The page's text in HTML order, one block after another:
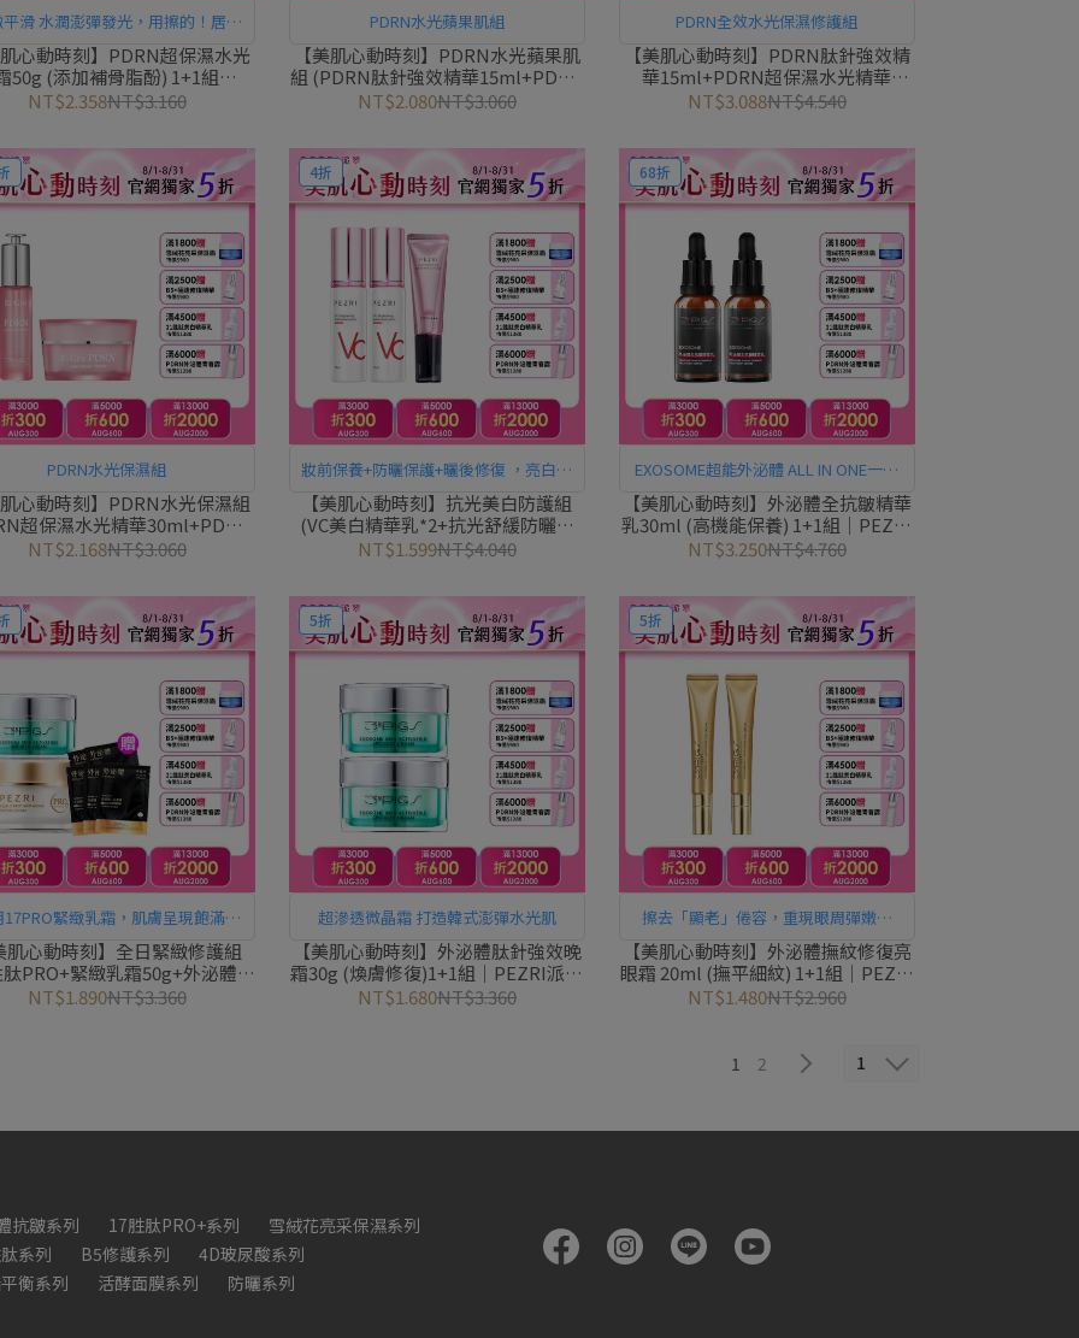
滑 水潤澎彈發光，用擦的！居家
水光護理
心動時刻】PDRN超保濕水光
50g (添加補骨脂酚) 1+1組｜
PEZRI派翠胜肽保養專家
NT$2.358NT$3.160
PDRN水光蘋果肌組
【美肌心動時刻】PDRN水光蘋果肌
組 (PDRN肽針強效精華15ml+PDRN
超保濕水光乳霜50g)｜PEZRI派翠胜
NT$2.080NT$3.060
PDRN全效水光保濕修護組
【美肌心動時刻】PDRN肽針強效精
華15ml+PDRN超保濕水光精華
30ml+PDRN超保濕水光乳霜50g｜
NT$3.088NT$4.540
PDRN水光保濕組
心動時刻】PDRN水光保濕組
超保濕水光精華30ml+PDRN
水光乳霜50g)｜PEZRI派翠胜
NT$2.168NT$3.060
4折
妝前保養+防曬保護+曬後修復 ，亮白、
防曬一次滿足！
【美肌心動時刻】抗光美白防護組
(VC美白精華乳*2+抗光舒緩防曬乳
SPF50+★★★35ml*1 )｜PEZRI派翠
NT$1.599NT$4.040
68折
EXOSOME超能外泌體 ALL IN ONE一瓶
多效！ 平滑細紋、彈嫩肌膚，改善肌膚
暗沉粗糙
【美肌心動時刻】外泌體全抗皺精華
乳30ml (高機能保養) 1+1組｜PEZRI
派翠胜肽保養專家
NT$3.250NT$4.760
緊緻乳霜，肌膚呈現飽滿彈
用外泌體肽針晚霜，超滲透微晶
霜，打造韓式澎彈水光肌
肌心動時刻】全日緊緻修護組
PRO+緊緻乳霜50g+外泌體肽
晚霜30g) ｜PEZRI派翠胜肽保
NT$1.890NT$3.360
5折
超滲透微晶霜 打造韓式澎彈水光肌
【美肌心動時刻】外泌體肽針強效晚
霜30g (煥膚修復)1+1組｜PEZRI派翠
胜肽保養專家
NT$1.680NT$3.360
5折
擦去「顯老」倦容，重現眼周彈嫩透
亮！
【美肌心動時刻】外泌體撫紋修復亮
眼霜 20ml (撫平細紋) 1+1組｜PEZRI
派翠胜肽保養專家
NT$1.480NT$2.960
1 2 1
抗皺系列 17胜肽PRO+系列
雪絨花亮采保濕系列
系列
B5修護系列
4D玻尿酸系列
衡系列
活酵面膜系列 防曬系列